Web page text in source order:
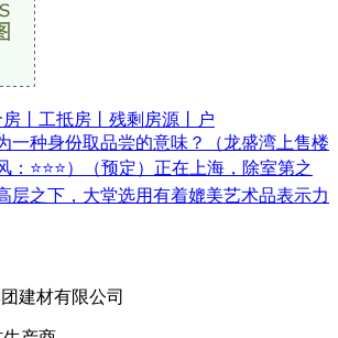
丨工抵房丨残剩房源丨户
一种身份取品尝的意味？（龙盛湾上售楼
：⭐⭐⭐）（预定）正在上海，除室第之
层之下，大堂选用有着媲美艺术品表示力
建材有限公司